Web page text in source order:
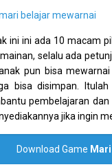
ini ini ada 10 macam
selalu ada
pun bisa
bisa disimpan.
pembelajaran
jika ingin
Download Game